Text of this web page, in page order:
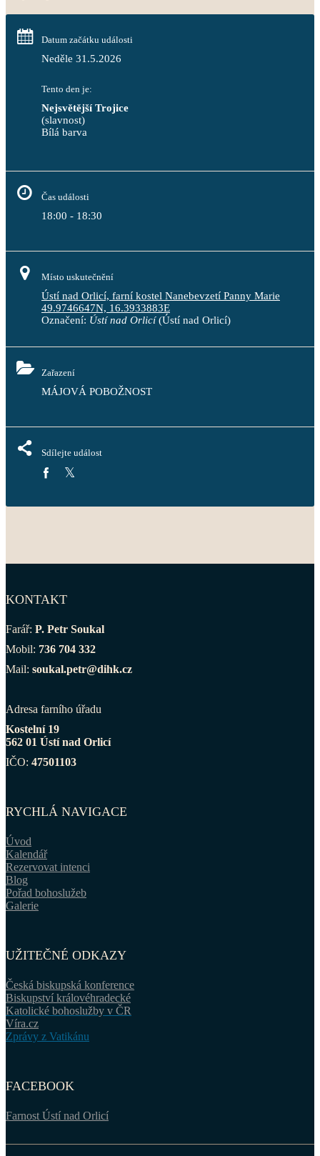
Datum začátku události
Neděle 31.5.2026
Tento den je:
Nejsvětější Trojice
(slavnost)
Bílá barva
Čas události
18:00 - 18:30
Místo uskutečnění
Ústí nad Orlicí, farní kostel Nanebevzetí Panny Marie
49.9746647N, 16.3933883E
Označení: Ústí nad Orlicí(Ústí nad Orlicí)
Zařazení
MÁJOVÁ POBOŽNOST
Sdílejte událost
KONTAKT
Farář: P. Petr Soukal
Mobil: 736 704 332
Mail: soukal.petr@dihk.cz
Adresa farního úřadu
Kostelní 19
562 01 Ústí nad Orlicí
IČO: 47501103
RYCHLÁ NAVIGACE
Úvod
Kalendář
Rezervovat intenci
Blog
Pořad bohoslužeb
Galerie
UŽITEČNÉ ODKAZY
Česká biskupská konference
Biskupství královéhradecké
Katolické bohoslužby v ČR
Víra.cz
Zprávy z Vatikánu
FACEBOOK
Farnost Ústí nad Orlicí